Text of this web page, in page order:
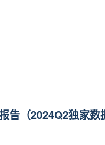
告（2024Q2独家